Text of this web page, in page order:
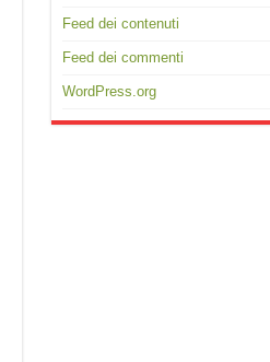
Feed dei contenuti
Feed dei commenti
WordPress.org